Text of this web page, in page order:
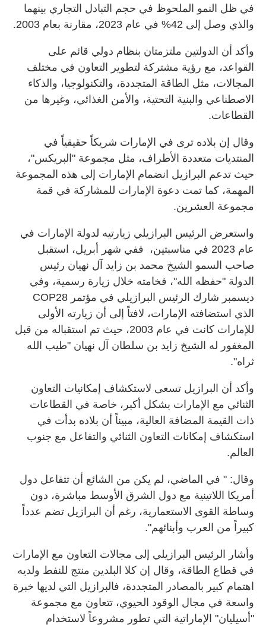
في ظل النمو الملحوظ في حجم التبادل التجاري بينهما
والذي وصل إلى 42% في عام 2023، مقارنة بعام 2003.
وأكد أن الدولتين ملتزمتان بنظام دولي قائم على
القواعد، مع رؤية مشتركة لتطوير التعاون في مختلف
المجالات، مثل الطاقة المتجددة، والتكنولوجيا، والذكاء
الاصطناعي والبنية التحتية، والأمن الغذائي، وغيرها من
القطاعات.
وقال إن بلاده ترى في الإمارات شريكاً حقيقياً في
المنتديات متعددة الأطراف، مثل مجموعة "البريكس"،
حيث تدعم البرازيل انضمام الإمارات إلى هذه المجموعة
المهمة، كما تمت دعوة الإمارات للمشاركة في قمة
مجموعة العشرين.
واستعرض الرئيس البرازيلي زيارتيه لدولة الإمارات في
عام 2023 في مناسبتين، ففي شهر أبريل، استقبل
صاحب السمو الشيخ محمد بن زايد آل نهيان رئيس
الدولة "حفظه الله"، فخامته خلال زيارة رسمية، وفي
ديسمبر شارك الرئيس البرازيلي في مؤتمر COP28
الذي استضافته الإمارات، لافتاً إلى أن زيارته الأولى
للإمارات كانت في عام 2003، حيث تم استقباله من قبل
المغفور له الشيخ زايد بن سلطان آل نهيان "طيب الله
ثراه".
وأكد أن البرازيل تسعى لاستكشاف إمكانيات التعاون
الثنائي مع الإمارات بشكل أكبر، خاصة في القطاعات
ذات القيمة المضافة العالية، مبيناً أن بلاده بدأت في
استكشاف إمكانات التعاون الثنائي والتفاعل مع جنوب
العالم.
وقال: " في الماضي، لم يكن من الشائع أن تتفاعل دول
أمريكا اللاتينية مع دول الشرق الأوسط مباشرة، دون
وساطة القوى الاستعمارية، رغم أن البرازيل تضم عدداً
كبيراً من العرب وأبنائهم".
وأشار الرئيس البرازيلي إلى مجالات التعاون مع الإمارات
في قطاع الطاقة، وقال إن كلا البلدين منتج للنفط ولديه
اهتمام كبير بالمصادر المتجددة، فالبرازيل التي لديها خبرة
واسعة في مجال الوقود الحيوي، تتعاون مع مجموعة
"أسيليان" الإماراتية التي تطور مشروعاً لاستخدام